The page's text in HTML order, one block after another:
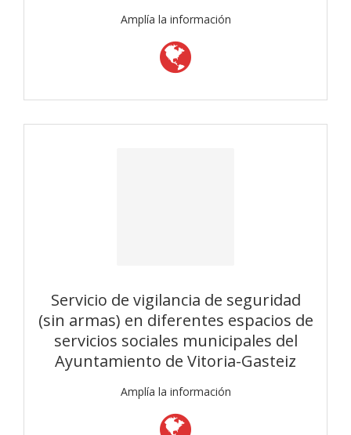
Amplía la información
Servicio de vigilancia de seguridad
(sin armas) en diferentes espacios de
servicios sociales municipales del
Ayuntamiento de Vitoria-Gasteiz
Amplía la información